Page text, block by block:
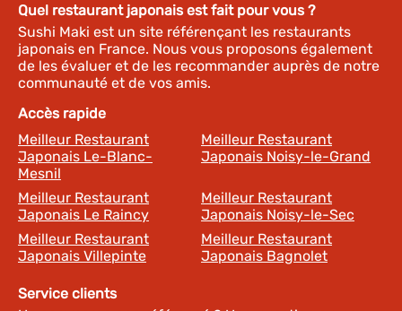
Quel restaurant japonais est fait pour vous ?
Sushi Maki est un site référençant les restaurants
japonais en France. Nous vous proposons également
de les évaluer et de les recommander auprès de notre
communauté et de vos amis.
Accès rapide
Meilleur Restaurant
Japonais Le-Blanc-
Mesnil
Meilleur Restaurant
Japonais Noisy-le-Grand
Meilleur Restaurant
Japonais Le Raincy
Meilleur Restaurant
Japonais Noisy-le-Sec
Meilleur Restaurant
Japonais Villepinte
Meilleur Restaurant
Japonais Bagnolet
Service clients